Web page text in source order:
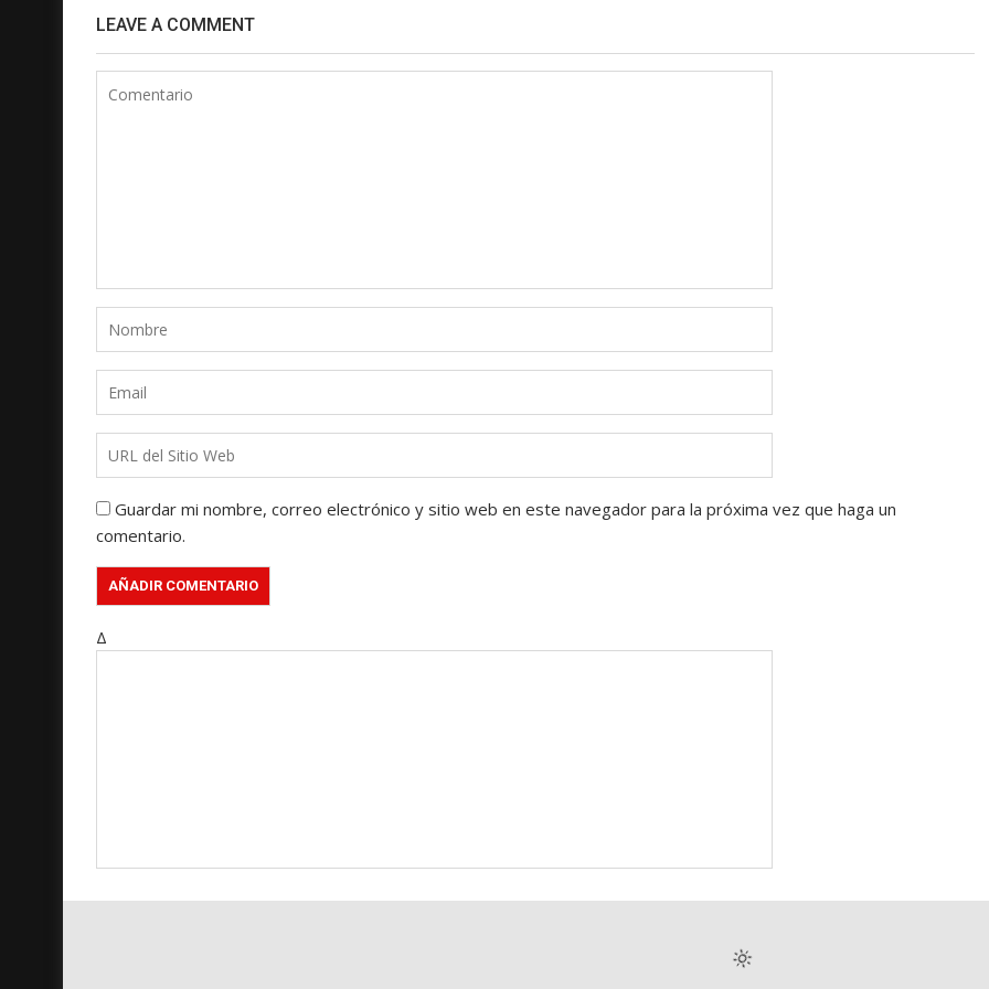
LEAVE A COMMENT
Guardar mi nombre, correo electrónico y sitio web en este navegador para la próxima vez que haga un
comentario.
Δ